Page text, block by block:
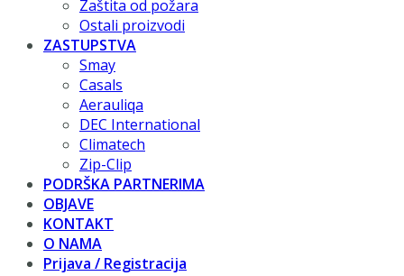
Zaštita od požara
Ostali proizvodi
ZASTUPSTVA
Smay
Casals
Aerauliqa
DEC International
Climatech
Zip-Clip
PODRŠKA PARTNERIMA
OBJAVE
KONTAKT
O NAMA
Prijava / Registracija